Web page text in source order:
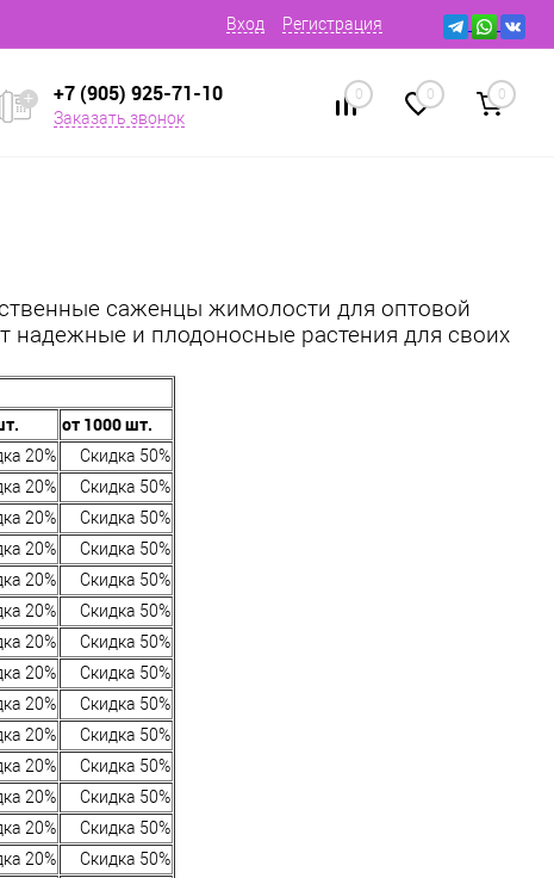
Вход Регистрация
+7 (905) 925-71-10
Заказать звонок
0 0 0
саженцы жимолости для оптовой
надежные и плодоносные растения для своих
от 1000 шт.
20%
Скидка 50%
20%
Скидка 50%
20%
Скидка 50%
20%
Скидка 50%
20%
Скидка 50%
20%
Скидка 50%
20%
Скидка 50%
20%
Скидка 50%
20%
Скидка 50%
20%
Скидка 50%
20%
Скидка 50%
20%
Скидка 50%
20%
Скидка 50%
20%
Скидка 50%